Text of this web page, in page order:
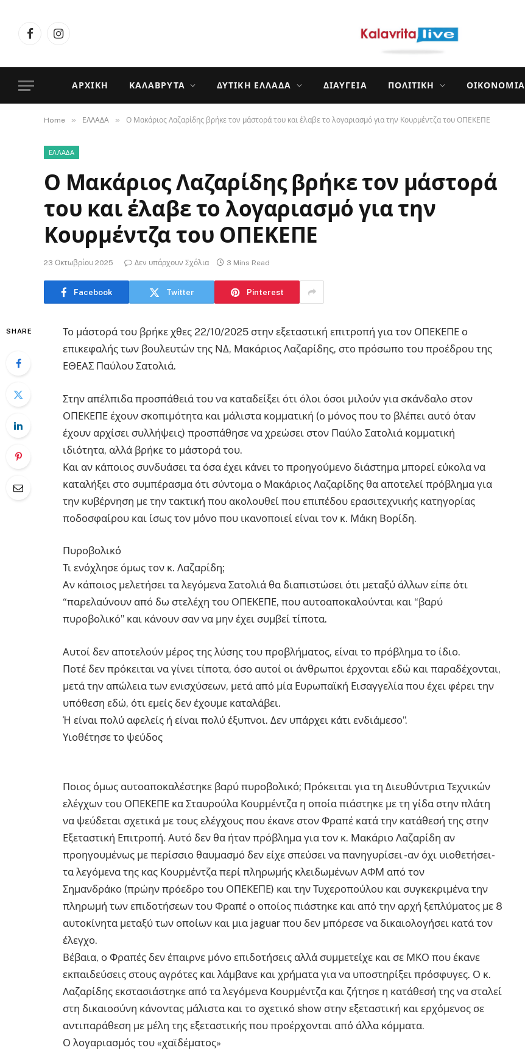
FacebookInstagram
ΑΡΧΙΚΉ ΚΑΛΆΒΡΥΤΑ ΔΥΤΙΚΉ ΕΛΛΆΔΑ ΔΙΑΎΓΕΙΑ ΠΟΛΙΤΙΚΉ ΟΙΚΟΝΟΜΊΑ
Home » ΕΛΛΑΔΑ » Ο Μακάριος Λαζαρίδης βρήκε τον μάστορά του και έλαβε το λογαριασμό για την Κουρμέντζα του ΟΠΕΚΕΠΕ
ΕΛΛΑΔΑ
Ο Μακάριος Λαζαρίδης βρήκε τον μάστορά
του και έλαβε το λογαριασμό για την
Κουρμέντζα του ΟΠΕΚΕΠΕ
23 Οκτωβρίου 2025 Δεν υπάρχουν Σχόλια 3 Mins Read
Facebook Twitter Pinterest
SHARE
Το μάστορά του βρήκε χθες 22/10/2025 στην εξεταστική επιτροπή για τον ΟΠΕΚΕΠΕ ο
επικεφαλής των βουλευτών της ΝΔ, Μακάριος Λαζαρίδης, στο πρόσωπο του προέδρου της
ΕΘΕΑΣ Παύλου Σατολιά.
Στην απέλπιδα προσπάθειά του να καταδείξει ότι όλοι όσοι μιλούν για σκάνδαλο στον
ΟΠΕΚΕΠΕ έχουν σκοπιμότητα και μάλιστα κομματική (ο μόνος που το βλέπει αυτό όταν
έχουν αρχίσει συλλήψεις) προσπάθησε να χρεώσει στον Παύλο Σατολιά κομματική
ιδιότητα, αλλά βρήκε το μάστορά του.
Και αν κάποιος συνδυάσει τα όσα έχει κάνει το προηγούμενο διάστημα μπορεί εύκολα να
καταλήξει στο συμπέρασμα ότι σύντομα ο Μακάριος Λαζαρίδης θα αποτελεί πρόβλημα για
την κυβέρνηση με την τακτική που ακολουθεί που επιπέδου ερασιτεχνικής κατηγορίας
ποδοσφαίρου και ίσως τον μόνο που ικανοποιεί είναι τον κ. Μάκη Βορίδη.
Πυροβολικό
Τι ενόχλησε όμως τον κ. Λαζαρίδη;
Αν κάποιος μελετήσει τα λεγόμενα Σατολιά θα διαπιστώσει ότι μεταξύ άλλων είπε ότι
“παρελαύνουν από δω στελέχη του ΟΠΕΚΕΠΕ, που αυτοαποκαλούνται και “βαρύ
πυροβολικό” και κάνουν σαν να μην έχει συμβεί τίποτα.
Αυτοί δεν αποτελούν μέρος της λύσης του προβλήματος, είναι το πρόβλημα το ίδιο.
Ποτέ δεν πρόκειται να γίνει τίποτα, όσο αυτοί οι άνθρωποι έρχονται εδώ και παραδέχονται,
μετά την απώλεια των ενισχύσεων, μετά από μία Ευρωπαϊκή Εισαγγελία που έχει φέρει την
υπόθεση εδώ, ότι εμείς δεν έχουμε καταλάβει.
Ή είναι πολύ αφελείς ή είναι πολύ έξυπνοι. Δεν υπάρχει κάτι ενδιάμεσο”.
Υιοθέτησε το ψεύδος
Ποιος όμως αυτοαποκαλέστηκε βαρύ πυροβολικό; Πρόκειται για τη Διευθύντρια Τεχνικών
ελέγχων του ΟΠΕΚΕΠΕ κα Σταυρούλα Κουρμέντζα η οποία πιάστηκε με τη γίδα στην πλάτη
να ψεύδεται σχετικά με τους ελέγχους που έκανε στον Φραπέ κατά την κατάθεσή της στην
Εξεταστική Επιτροπή. Αυτό δεν θα ήταν πρόβλημα για τον κ. Μακάριο Λαζαρίδη αν
προηγουμένως με περίσσιο θαυμασμό δεν είχε σπεύσει να πανηγυρίσει -αν όχι υιοθετήσει-
τα λεγόμενα της κας Κουρμέντζα περί πληρωμής κλειδωμένων ΑΦΜ από τον
Σημανδράκο (πρώην πρόεδρο του ΟΠΕΚΕΠΕ) και την Τυχεροπούλου και συγκεκριμένα την
πληρωμή των επιδοτήσεων του Φραπέ ο οποίος πιάστηκε και από την αρχή ξεπλύματος με 8
αυτοκίνητα μεταξύ των οποίων και μια jaguar που δεν μπόρεσε να δικαιολογήσει κατά τον
έλεγχο.
Βέβαια, ο Φραπές δεν έπαιρνε μόνο επιδοτήσεις αλλά συμμετείχε και σε ΜΚΟ που έκανε
εκπαιδεύσεις στους αγρότες και λάμβανε και χρήματα για να υποστηρίξει πρόσφυγες. Ο κ.
Λαζαρίδης εκστασιάστηκε από τα λεγόμενα Κουρμέντζα και ζήτησε η κατάθεσή της να σταλεί
στη δικαιοσύνη κάνοντας μάλιστα και το σχετικό show στην εξεταστική και ερχόμενος σε
αντιπαράθεση με μέλη της εξεταστικής που προέρχονται από άλλα κόμματα.
Ο λογαριασμός του «χαϊδέματος»